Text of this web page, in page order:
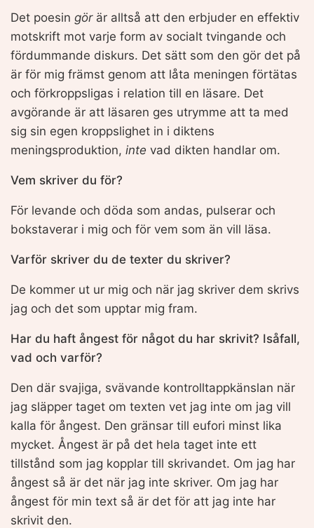
Det poesin görär alltså att den erbjuder en effektiv
motskrift mot varje form av socialt tvingande och
fördummande diskurs. Det sätt som den gör det på
är för mig främst genom att låta meningen förtätas
och förkroppsligas i relation till en läsare. Det
avgörande är att läsaren ges utrymme att ta med
sig sin egen kroppslighet in i diktens
meningsproduktion, inte vad dikten handlar om.
Vem skriver du för?
För levande och döda som andas, pulserar och
bokstaverar i mig och för vem som än vill läsa.
Varför skriver du de texter du skriver?
De kommer ut ur mig och när jag skriver dem skrivs
jag och det som upptar mig fram.
Har du haft ångest för något du har skrivit? Isåfall,
vad och varför?
Den där svajiga, svävande kontrolltappkänslan när
jag släpper taget om texten vet jag inte om jag vill
kalla för ångest. Den gränsar till eufori minst lika
mycket. Ångest är på det hela taget inte ett
tillstånd som jag kopplar till skrivandet. Om jag har
ångest så är det när jag inte skriver. Om jag har
ångest för min text så är det för att jag inte har
skrivit den.